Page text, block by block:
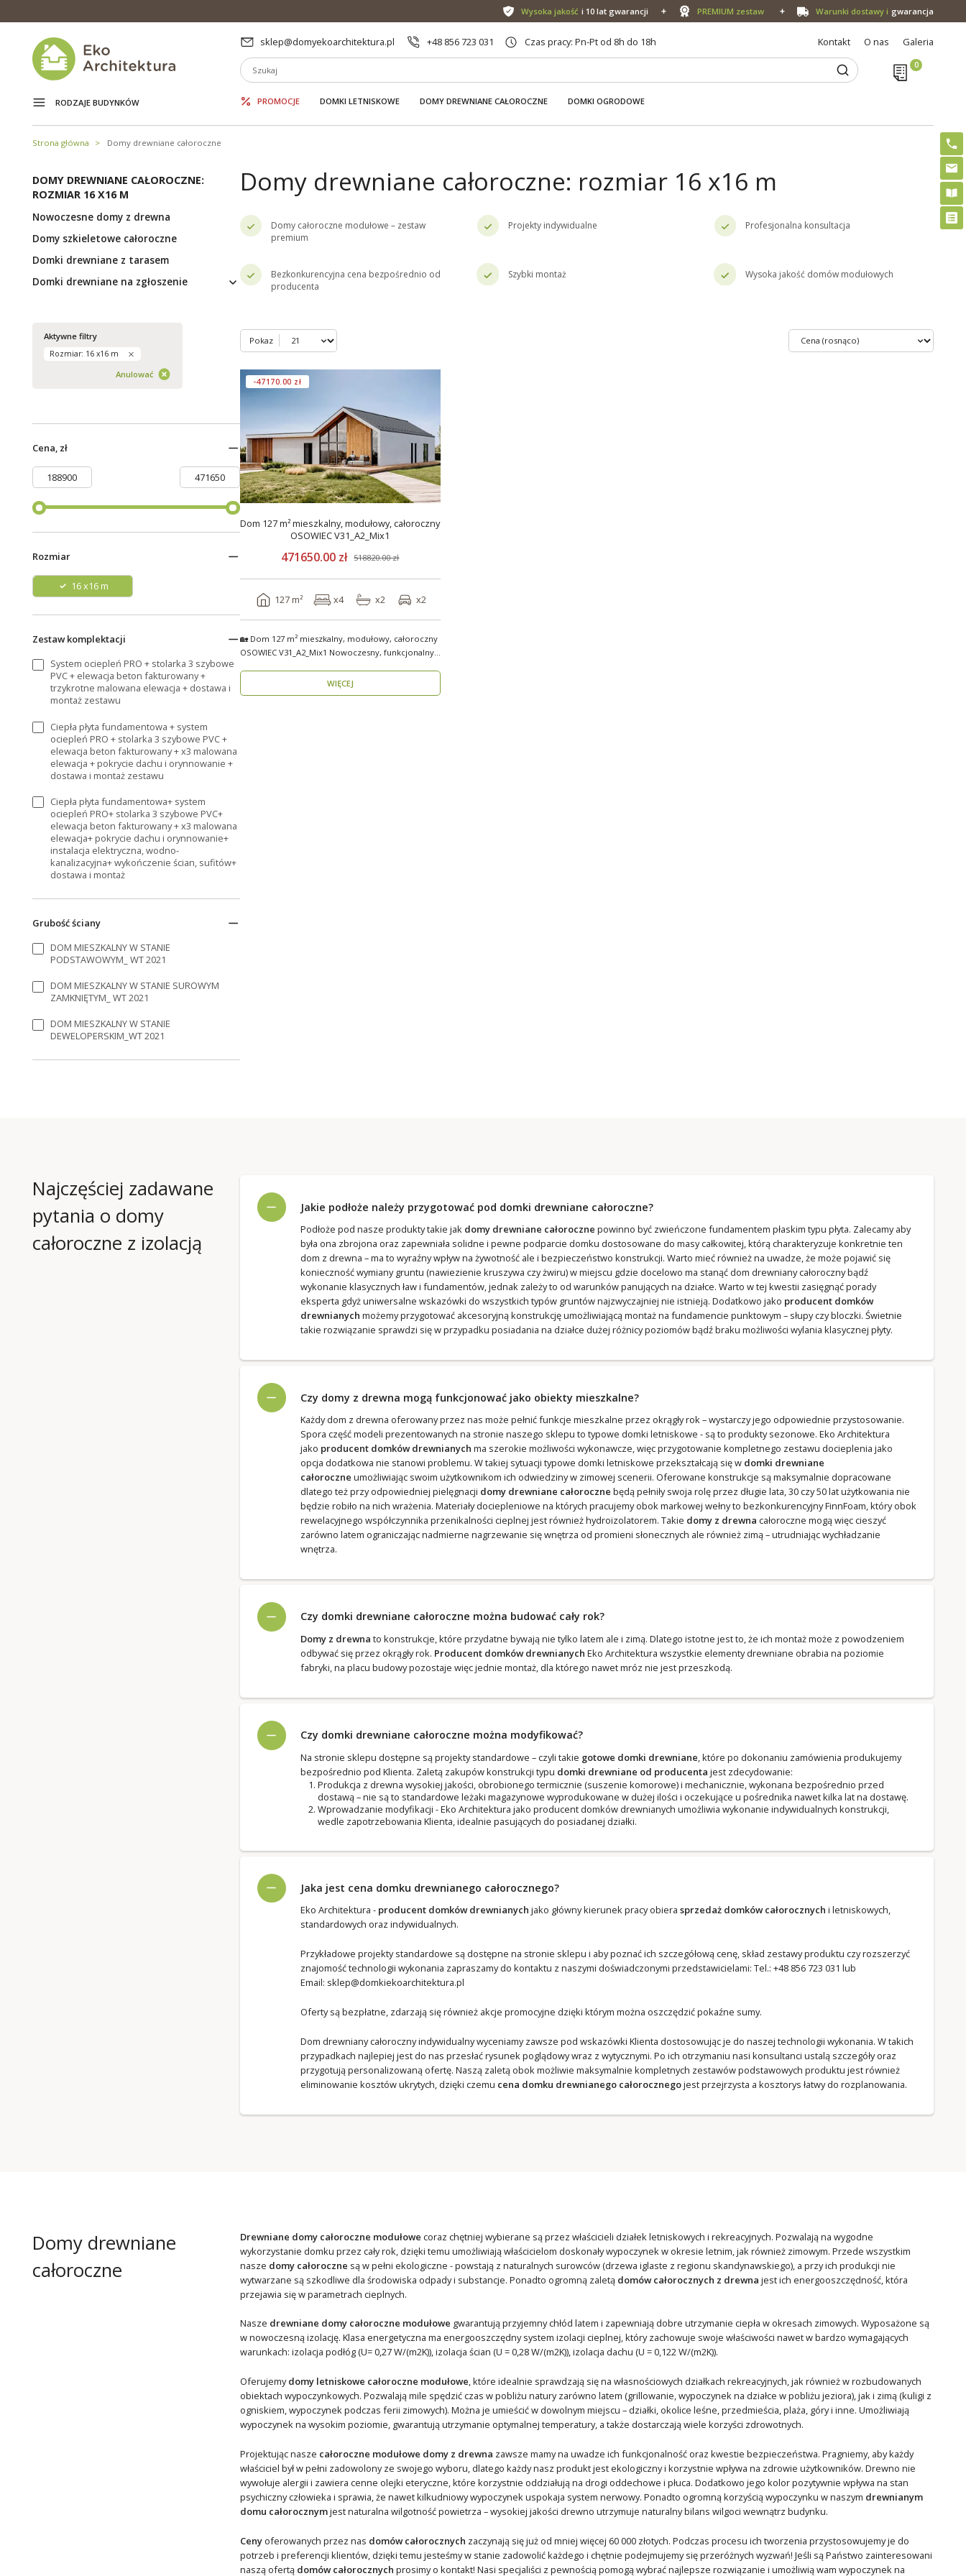
Wysoka jakość i 10 lat gwarancji PREMIUM zestaw Warunki dostawy i gwarancja
sklep@domyekoarchitektura.pl +48 856 723 031 Czas pracy: Pn-Pt od 8h do 18h Kontakt O nas Galeria
RODZAJE BUDYNKÓW PROMOCJE DOMKI LETNISKOWE DOMY DREWNIANE CAŁOROCZNE DOMKI OGRODOWE
Strona główna Domy drewniane całoroczne
DOMY DREWNIANE CAŁOROCZNE:
ROZMIAR 16 X16 M
Nowoczesne domy z drewna
Domy szkieletowe całoroczne
Domki drewniane z tarasem
Domki drewniane na zgłoszenie
Aktywne filtry
Rozmiar: 16 x16 m
Anulować
Cena, zł
Rozmiar
16 x16 m
Zestaw komplektacji
System ociepleń PRO + stolarka 3 szybowe
PVC + elewacja beton fakturowany +
trzykrotne malowana elewacja + dostawa i
montaż zestawu
Ciepła płyta fundamentowa + system
ociepleń PRO + stolarka 3 szybowe PVC +
elewacja beton fakturowany + x3 malowana
elewacja + pokrycie dachu i orynnowanie +
dostawa i montaż zestawu
Ciepła płyta fundamentowa+ system
ociepleń PRO+ stolarka 3 szybowe PVC+
elewacja beton fakturowany + x3 malowana
elewacja+ pokrycie dachu i orynnowanie+
instalacja elektryczna, wodno-
kanalizacyjna+ wykończenie ścian, sufitów+
dostawa i montaż
Grubość ściany
DOM MIESZKALNY W STANIE
PODSTAWOWYM_ WT 2021
DOM MIESZKALNY W STANIE SUROWYM
ZAMKNIĘTYM_ WT 2021
DOM MIESZKALNY W STANIE
DEWELOPERSKIM_WT 2021
Domy drewniane całoroczne: rozmiar 16 x16 m
Domy całoroczne modułowe – zestaw
premium
Projekty indywidualne Profesjonalna konsultacja
Bezkonkurencyjna cena bezpośrednio od
producenta
Szybki montaż Wysoka jakość domów modułowych
Pokaz
-47170.00 zł
Dom 127 m² mieszkalny, modułowy, całoroczny
OSOWIEC V31_A2_Mix1
471650.00 zł 518820.00 zł
127 m² x4 x2 x2
🏡 Dom 127 m² mieszkalny, modułowy, całoroczny
OSOWIEC V31_A2_Mix1 Nowoczesny, funkcjonalny i
WIĘCEJ
Najczęściej zadawane
pytania o domy
całoroczne z izolacją
Jakie podłoże należy przygotować pod domki drewniane całoroczne?
Podłoże pod nasze produkty takie jak domy drewniane całoroczne powinno być zwieńczone fundamentem płaskim typu płyta. Zalecamy aby
była ona zbrojona oraz zapewniała solidne i pewne podparcie domku dostosowane do masy całkowitej, którą charakteryzuje konkretnie ten
dom z drewna – ma to wyraźny wpływ na żywotność ale i bezpieczeństwo konstrukcji. Warto mieć również na uwadze, że może pojawić się
konieczność wymiany gruntu (nawiezienie kruszywa czy żwiru) w miejscu gdzie docelowo ma stanąć dom drewniany całoroczny bądź
wykonanie klasycznych ław i fundamentów, jednak zależy to od warunków panujących na działce. Warto w tej kwestii zasięgnąć porady
eksperta gdyż uniwersalne wskazówki do wszystkich typów gruntów najzwyczajniej nie istnieją. Dodatkowo jako producent domków
drewnianych możemy przygotować akcesoryjną konstrukcję umożliwiającą montaż na fundamencie punktowym – słupy czy bloczki. Świetnie
takie rozwiązanie sprawdzi się w przypadku posiadania na działce dużej różnicy poziomów bądź braku możliwości wylania klasycznej płyty.
Czy domy z drewna mogą funkcjonować jako obiekty mieszkalne?
Każdy dom z drewna oferowany przez nas może pełnić funkcje mieszkalne przez okrągły rok – wystarczy jego odpowiednie przystosowanie.
Spora część modeli prezentowanych na stronie naszego sklepu to typowe domki letniskowe - są to produkty sezonowe. Eko Architektura
jako producent domków drewnianych ma szerokie możliwości wykonawcze, więc przygotowanie kompletnego zestawu docieplenia jako
opcja dodatkowa nie stanowi problemu. W takiej sytuacji typowe domki letniskowe przekształcają się w domki drewniane
całoroczne umożliwiając swoim użytkownikom ich odwiedziny w zimowej scenerii. Oferowane konstrukcje są maksymalnie dopracowane
dlatego też przy odpowiedniej pielęgnacji domy drewniane całoroczne będą pełniły swoja rolę przez długie lata, 30 czy 50 lat użytkowania nie
będzie robiło na nich wrażenia. Materiały dociepleniowe na których pracujemy obok markowej wełny to bezkonkurencyjny FinnFoam, który obok
rewelacyjnego współczynnika przenikalności cieplnej jest również hydroizolatorem. Takie domy z drewna całoroczne mogą więc cieszyć
zarówno latem ograniczając nadmierne nagrzewanie się wnętrza od promieni słonecznych ale również zimą – utrudniając wychładzanie
wnętrza.
Czy domki drewniane całoroczne można budować cały rok?
Domy z drewna to konstrukcje, które przydatne bywają nie tylko latem ale i zimą. Dlatego istotne jest to, że ich montaż może z powodzeniem
odbywać się przez okrągły rok. Producent domków drewnianych Eko Architektura wszystkie elementy drewniane obrabia na poziomie
fabryki, na placu budowy pozostaje więc jednie montaż, dla którego nawet mróz nie jest przeszkodą.
Czy domki drewniane całoroczne można modyfikować?
Na stronie sklepu dostępne są projekty standardowe – czyli takie gotowe domki drewniane , które po dokonaniu zamówienia produkujemy
bezpośrednio pod Klienta. Zaletą zakupów konstrukcji typu domki drewniane od producenta jest zdecydowanie:
Produkcja z drewna wysokiej jakości, obrobionego termicznie (suszenie komorowe) i mechanicznie, wykonana bezpośrednio przed
dostawą – nie są to standardowe leżaki magazynowe wyprodukowane w dużej ilości i oczekujące u pośrednika nawet kilka lat na dostawę.
Wprowadzanie modyfikacji - Eko Architektura jako producent domków drewnianych umożliwia wykonanie indywidualnych konstrukcji,
wedle zapotrzebowania Klienta, idealnie pasujących do posiadanej działki.
Jaka jest cena domku drewnianego całorocznego?
Eko Architektura - producent domków drewnianych jako główny kierunek pracy obiera sprzedaż domków całorocznych i letniskowych,
standardowych oraz indywidualnych.
Przykładowe projekty standardowe są dostępne na stronie sklepu i aby poznać ich szczegółową cenę, skład zestawy produktu czy rozszerzyć
znajomość technologii wykonania zapraszamy do kontaktu z naszymi doświadczonymi przedstawicielami: Tel.: +48 856 723 031 lub
Email: sklep@domkiekoarchitektura.pl
Oferty są bezpłatne, zdarzają się również akcje promocyjne dzięki którym można oszczędzić pokaźne sumy.
Dom drewniany całoroczny indywidualny wyceniamy zawsze pod wskazówki Klienta dostosowując je do naszej technologii wykonania. W takich
przypadkach najlepiej jest do nas przesłać rysunek poglądowy wraz z wytycznymi. Po ich otrzymaniu nasi konsultanci ustalą szczegóły oraz
przygotują personalizowaną ofertę. Naszą zaletą obok możliwie maksymalnie kompletnych zestawów podstawowych produktu jest również
eliminowanie kosztów ukrytych, dzięki czemu cena domku drewnianego całorocznegojest przejrzysta a kosztorys łatwy do rozplanowania.
Domy drewniane
całoroczne
Drewniane domy całoroczne modułowe coraz chętniej wybierane są przez właścicieli działek letniskowych i rekreacyjnych. Pozwalają na wygodne
wykorzystanie domku przez cały rok, dzięki temu umożliwiają właścicielom doskonały wypoczynek w okresie letnim, jak również zimowym. Przede wszystkim
nasze domy całoroczne są w pełni ekologiczne - powstają z naturalnych surowców (drzewa iglaste z regionu skandynawskiego), a przy ich produkcji nie
wytwarzane są szkodliwe dla środowiska odpady i substancje. Ponadto ogromną zaletą domów całorocznych z drewna jest ich energooszczędność, która
przejawia się w parametrach cieplnych.
Nasze drewniane domy całoroczne modułowe gwarantują przyjemny chłód latem i zapewniają dobre utrzymanie ciepła w okresach zimowych. Wyposażone są
w nowoczesną izolację. Klasa energetyczna ma energooszczędny system izolacji cieplnej, który zachowuje swoje właściwości nawet w bardzo wymagających
warunkach: izolacja podłóg (U= 0,27 W/(m2K)), izolacja ścian (U = 0,28 W/(m2K)), izolacja dachu (U = 0,122 W/(m2K)).
Oferujemydomy letniskowe całoroczne modułowe, które idealnie sprawdzają się na własnościowych działkach rekreacyjnych, jak również w rozbudowanych
obiektach wypoczynkowych. Pozwalają mile spędzić czas w pobliżu natury zarówno latem (grillowanie, wypoczynek na działce w pobliżu jeziora), jak i zimą (kuligi z
ogniskiem, wypoczynek podczas ferii zimowych). Można je umieścić w dowolnym miejscu – działki, okolice leśne, przedmieścia, plaża, góry i inne. Umożliwiają
wypoczynek na wysokim poziomie, gwarantują utrzymanie optymalnej temperatury, a także dostarczają wiele korzyści zdrowotnych.
Projektując nasze całoroczne modułowe domy z drewna zawsze mamy na uwadze ich funkcjonalność oraz kwestie bezpieczeństwa. Pragniemy, aby każdy
właściciel był w pełni zadowolony ze swojego wyboru, dlatego każdy nasz produkt jest ekologiczny i korzystnie wpływa na zdrowie użytkowników. Drewno nie
wywołuje alergii i zawiera cenne olejki eteryczne, które korzystnie oddziałują na drogi oddechowe i płuca. Dodatkowo jego kolor pozytywnie wpływa na stan
psychiczny człowieka i sprawia, że nawet kilkudniowy wypoczynek uspokaja system nerwowy. Ponadto ogromną korzyścią wypoczynku w naszym drewnianym
domu całorocznymjest naturalna wilgotność powietrza – wysokiej jakości drewno utrzymuje naturalny bilans wilgoci wewnątrz budynku.
Cenyoferowanych przez nas domów całorocznych zaczynają się już od mniej więcej 60 000 złotych. Podczas procesu ich tworzenia przystosowujemy je do
potrzeb i preferencji klientów, dzięki temu jesteśmy w stanie zadowolić każdego i chętnie podejmujemy się przeróżnych wyzwań! Jeśli są Państwo zainteresowani
naszą ofertą domów całorocznych prosimy o kontakt! Nasi specjaliści z pewnością pomogą wybrać najlepsze rozwiązanie i umożliwią wam wypoczynek na